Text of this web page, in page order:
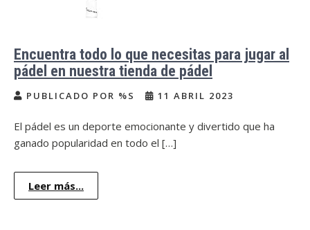
Encuentra todo lo que necesitas para jugar al
pádel en nuestra tienda de pádel
PUBLICADO POR %S 11 ABRIL 2023
El pádel es un deporte emocionante y divertido que ha
ganado popularidad en todo el […]
Leer más...